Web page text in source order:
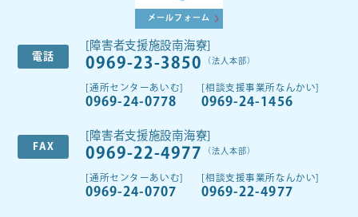
メールフォーム
電話
[障害者支援施設南海寮]
0969-23-3850 （法人本部）
[通所センターあいむ]
0969-24-0778
[相談支援事業所なんかい]
0969-24-1456
FAX
[障害者支援施設南海寮]
0969-22-4977 （法人本部）
[通所センターあいむ]
0969-24-0707
[相談支援事業所なんかい]
0969-22-4977